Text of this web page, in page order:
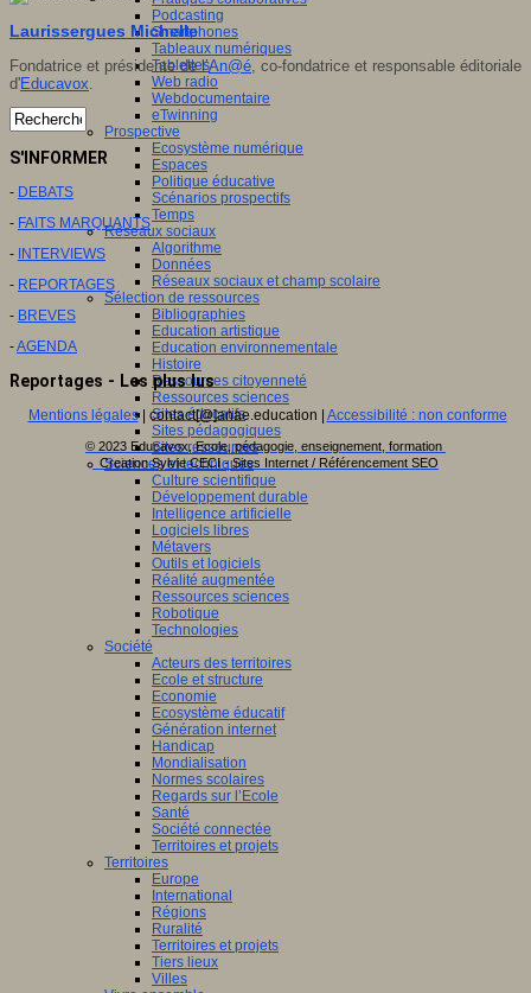
Podcasting
Smartphones
Tableaux numériques
Tablettes
Web radio
Webdocumentaire
eTwinning
Prospective
Ecosystème numérique
Espaces
Politique éducative
Scénarios prospectifs
Temps
Réseaux sociaux
Algorithme
Données
Réseaux sociaux et champ scolaire
Sélection de ressources
Bibliographies
Education artistique
Education environnementale
Histoire
Ressources citoyenneté
Ressources sciences
Sites éducatifs
Sites pédagogiques
Sites ressources
Sciences et techniques
Culture scientifique
Développement durable
Intelligence artificielle
Logiciels libres
Métavers
Outils et logiciels
Réalité augmentée
Ressources sciences
Robotique
Technologies
Société
Acteurs des territoires
Ecole et structure
Economie
Ecosystème éducatif
Génération internet
Handicap
Mondialisation
Normes scolaires
Regards sur l’Ecole
Santé
Société connectée
Territoires et projets
Territoires
Europe
International
Régions
Ruralité
Territoires et projets
Tiers lieux
Villes
Laurissergues Michelle
Fondatrice et présidente de l’An@é, co-fondatrice et responsable éditoriale
d'Educavox.
S'INFORMER
- DEBATS
- FAITS MARQUANTS
- INTERVIEWS
- REPORTAGES
- BREVES
-AGENDA
Reportages - Les plus lus
Mentions légales| contact[@]anae.education | Accessibilité : non conforme
© 2023 Educavox, Ecole, pédagogie, enseignement, formation
Creation Sylvie CECI - Sites Internet / Référencement SEO